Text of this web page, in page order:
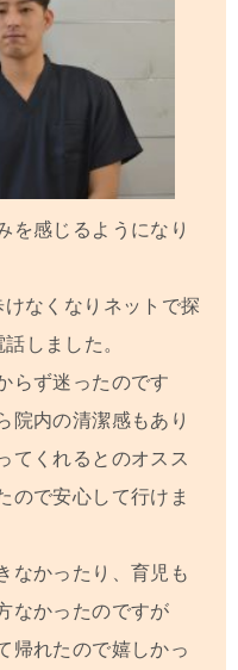
を感じるようになり
なくなりネットで探
しました。
らず迷ったのです
院内の清潔感もあり
てくれるとのオスス
ので安心して行けま
なかったり、育児も
なかったのですが
帰れたので嬉しかっ